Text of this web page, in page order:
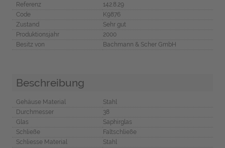
Referenz
142.8.29
Code
K9876
Zustand
Sehr gut
Produktionsjahr
2000
Besitz von
Bachmann & Scher GmbH
Beschreibung
Gehäuse Material
Stahl
Durchmesser
38
Glas
Saphirglas
Schließe
Faltschließe
Schliesse Material
Stahl